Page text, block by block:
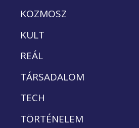
KOZMOSZ
KULT
REÁL
TÁRSADALOM
TECH
TÖRTÉNELEM